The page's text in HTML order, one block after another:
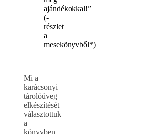
ajándékokkal!”
(-
részlet
a
mesekönyvből*)
Mi a
karácsonyi
tárolóüveg
elkészítését
választottuk
a
könyvben